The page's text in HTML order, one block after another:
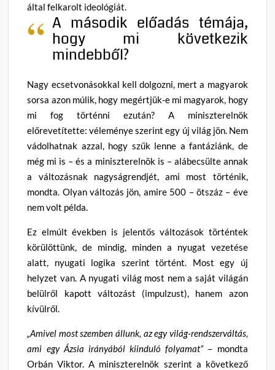
által felkarolt ideológiát.
A második előadás témája,
hogy mi következik
mindebből?
Nagy ecsetvonásokkal kell dolgozni, mert a magyarok
sorsa azon múlik, hogy megértjük-e mi magyarok, hogy
mi fog történni ezután? A miniszterelnök
előrevetítette: véleménye szerint egy új világ jön. Nem
vádolhatnak azzal, hogy szűk lenne a fantáziánk, de
még mi is – és a miniszterelnök is – alábecsülte annak
a változásnak nagyságrendjét, ami most történik,
mondta. Olyan változás jön, amire 500 – ötszáz – éve
nem volt példa.
Ez elmúlt években is jelentős változások történtek
körülöttünk, de mindig, minden a nyugat vezetése
alatt, nyugati logika szerint történt. Most egy új
helyzet van. A nyugati világ most nem a saját világán
belülről kapott változást (impulzust), hanem azon
kívülről.
„Amivel most szemben állunk, az egy világ-rendszerváltás,
ami egy Ázsia irányából kiinduló folyamat”– mondta
Orbán Viktor. A miniszterelnök szerint a következő